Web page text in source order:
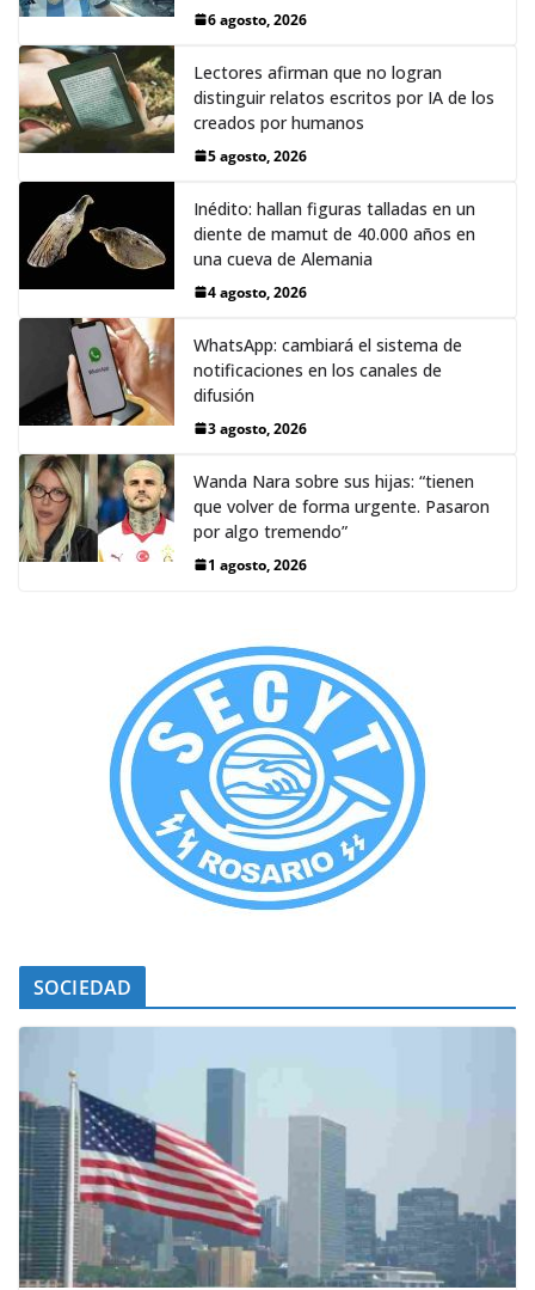
6 agosto, 2026
Lectores afirman que no logran
distinguir relatos escritos por IA de los
creados por humanos
5 agosto, 2026
Inédito: hallan figuras talladas en un
diente de mamut de 40.000 años en
una cueva de Alemania
4 agosto, 2026
WhatsApp: cambiará el sistema de
notificaciones en los canales de
difusión
3 agosto, 2026
Wanda Nara sobre sus hijas: “tienen
que volver de forma urgente. Pasaron
por algo tremendo”
1 agosto, 2026
SOCIEDAD